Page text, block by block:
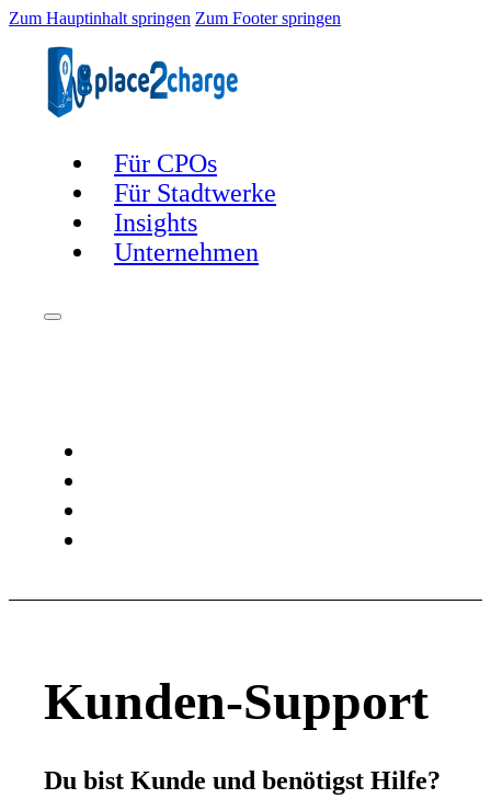
Zum Hauptinhalt springen Zum Footer springen
Für CPOs
Für Stadtwerke
Insights
Unternehmen
Kunden-Support
Du bist Kunde und benötigst Hilfe?